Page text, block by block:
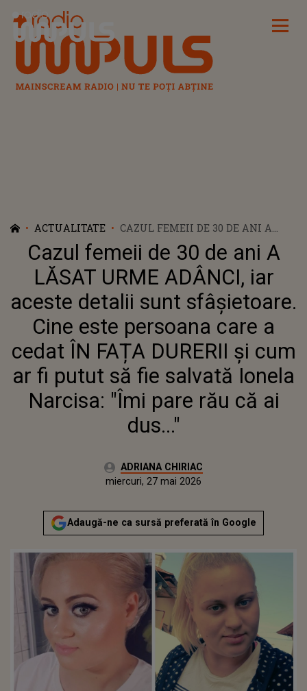
Radio Impuls
ACTUALITATE
CAZUL FEMEII DE 30 DE ANI A
LĂSAT URME ADÂNCI, IAR ACESTE
DETALII SUNT SFÂȘIETOARE. CINE
ESTE PERSOANA CARE A CEDAT ÎN
FAȚA DURERII ȘI CUM AR FI
PUTUT SĂ FIE SALVATĂ IONELA
NARCISA: "ÎMI PARE RĂU CĂ AI
DUS..."
Cazul femeii de 30 de ani A
LĂSAT URME ADÂNCI, iar
aceste detalii sunt sfâșietoare.
Cine este persoana care a
cedat ÎN FAȚA DURERII și cum
ar fi putut să fie salvată Ionela
Narcisa: "Îmi pare rău că ai
dus..."
Autor:ADRIANA CHIRIAC
Actualizat:
miercuri, 27 mai 2026
Adaugă-ne ca sursă preferată în Google